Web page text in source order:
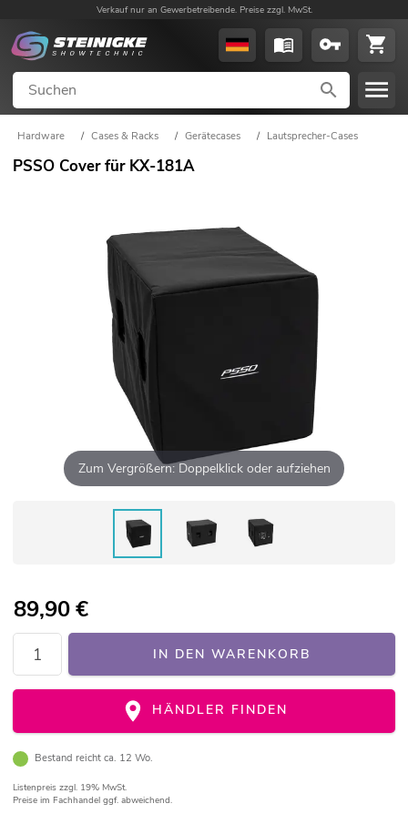
Verkauf nur an Gewerbetreibende. Preise zzgl. MwSt.
Hardware / Cases & Racks / Gerätecases / Lautsprecher-Cases
PSSO Cover für KX-181A
Zum Vergrößern: Doppelklick oder aufziehen
89,90€
IN DEN WARENKORB
HÄNDLER FINDEN
Bestand reicht ca. 12 Wo.
Listenpreis zzgl. 19% MwSt.
Preise im Fachhandel ggf. abweichend.